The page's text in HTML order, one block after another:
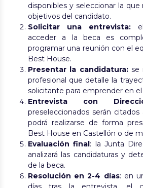
disponibles y seleccionar la
objetivos del candidato.
Solicitar una entrevista:
acceder a la beca es
programar una reunión con el
Best House.
Presentar la candidatura: se
profesional que detalle la
solicitante para emprender en
Entrevista con
preseleccionados serán
podrá realizarse de forma
Best House en Castellón o de
Evaluación final: la Junta
analizará las candidaturas y
de la beca.
Resolución en 2-4 días: en